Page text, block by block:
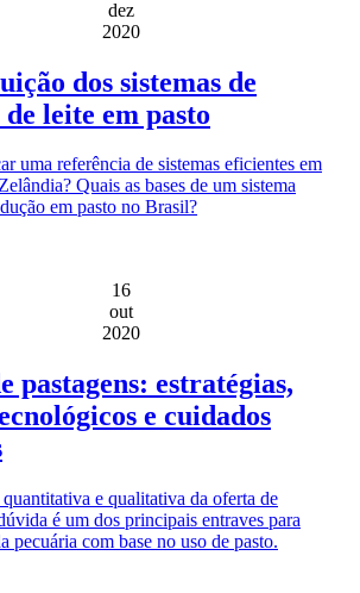
dez
2020
dos sistemas de
leite em pasto
uma referência de sistemas eficientes em
Quais as bases de um sistema
em pasto no Brasil?
16
out
2020
pastagens: estratégias,
e cuidados
e qualitativa da oferta de
é um dos principais entraves para
pecuária com base no uso de pasto.